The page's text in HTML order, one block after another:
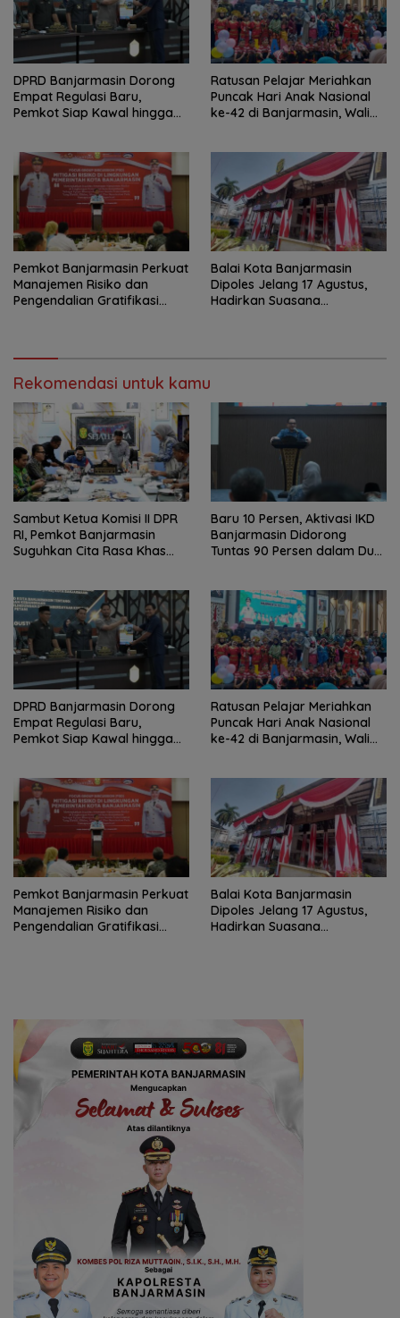
DPRD Banjarmasin Dorong
Empat Regulasi Baru,
Pemkot Siap Kawal hingga
Ratusan Pelajar Meriahkan
Puncak Hari Anak Nasional
ke-42 di Banjarmasin, Wali
Pemkot Banjarmasin Perkuat
Manajemen Risiko dan
Pengendalian Gratifikasi
Balai Kota Banjarmasin
Dipoles Jelang 17 Agustus,
Hadirkan Suasana
Rekomendasi untuk kamu
Sambut Ketua Komisi II DPR
RI, Pemkot Banjarmasin
Suguhkan Cita Rasa Khas
Baru 10 Persen, Aktivasi IKD
Banjarmasin Didorong
Tuntas 90 Persen dalam Dua
DPRD Banjarmasin Dorong
Empat Regulasi Baru,
Pemkot Siap Kawal hingga
Ratusan Pelajar Meriahkan
Puncak Hari Anak Nasional
ke-42 di Banjarmasin, Wali
Pemkot Banjarmasin Perkuat
Manajemen Risiko dan
Pengendalian Gratifikasi
Balai Kota Banjarmasin
Dipoles Jelang 17 Agustus,
Hadirkan Suasana